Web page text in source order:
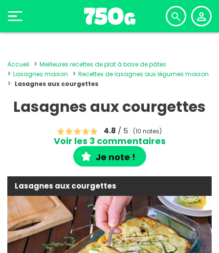
Accueil
Meilleures recettes de plat à base de pâtes
Lasagnes maison
Recettes de lasagnes aux légumes maison
Lasagnes aux courgettes
Lasagnes aux courgettes
4.8 / 5 (10 notes)
Voir les 3 commentaires
Je note !
Lasagnes aux courgettes